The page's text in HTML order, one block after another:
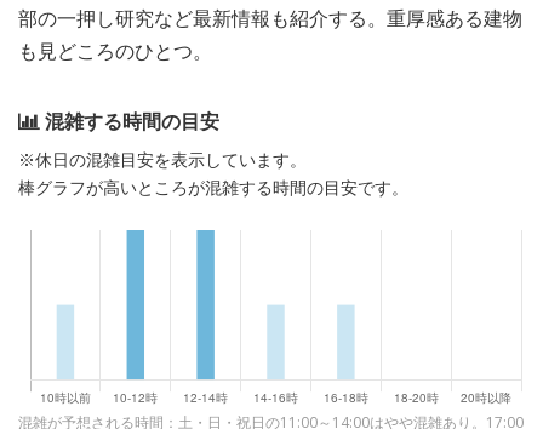
部の一押し研究など最新情報も紹介する。重厚感ある建物
も見どころのひとつ。
混雑する時間の目安
※休日の混雑目安を表示しています。
棒グラフが高いところが混雑する時間の目安です。
混雑が予想される時間：土・日・祝日の11:00～14:00はやや混雑あり。17:00